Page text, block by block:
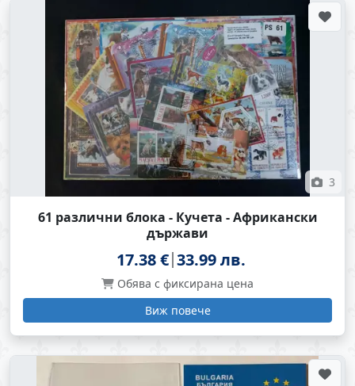
3
61 различни блока - Кучета - Африкански
държави
17.38 € 33.99 лв.
Обява с фиксирана цена
Виж повече